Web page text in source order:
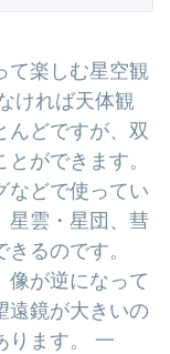
て楽しむ星空観
ければ天体観
んどですが、双
ができます。
などで使ってい
星雲・星団、彗
るのです。
像が逆になって
遠鏡が大きいの
ります。 一